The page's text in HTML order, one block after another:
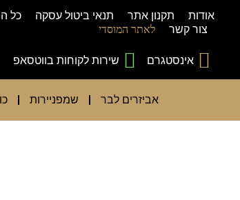
אודות תקנון אתר תנאי ביטול עסקה כל
צור קשר
לאתר המוסדי
אינסטגרם שירות לקוחות בווטסאפ
אביזרים לבר שמפניירות